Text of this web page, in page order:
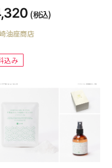
(税込)
油座商店
込み